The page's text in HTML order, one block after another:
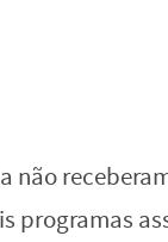
não
programas